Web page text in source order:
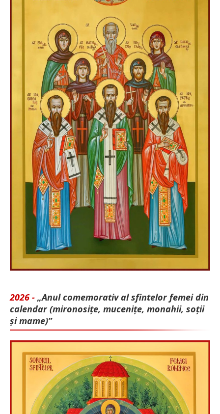
2026 - „Anul comemorativ al sfintelor femei din
calendar (mironosițe, mu­cenițe, monahii, soții
și mame)”